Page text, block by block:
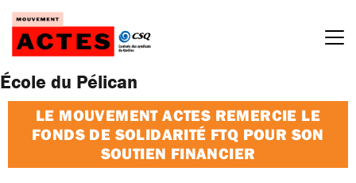
Passer
contenu
École du Pélican
LE MOUVEMENT ACTES REMERCIE LE
FONDS DE SOLIDARITÉ FTQ POUR SON
SOUTIEN FINANCIER